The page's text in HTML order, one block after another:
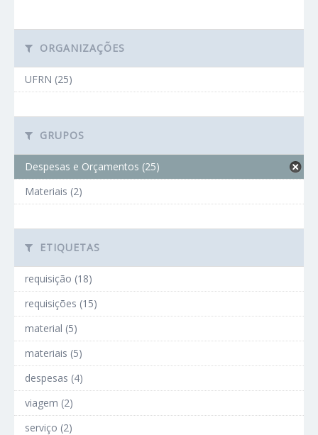
ORGANIZAÇÕES
UFRN (25)
GRUPOS
Despesas e Orçamentos (25)
Materiais (2)
ETIQUETAS
requisição (18)
requisições (15)
material (5)
materiais (5)
despesas (4)
viagem (2)
serviço (2)